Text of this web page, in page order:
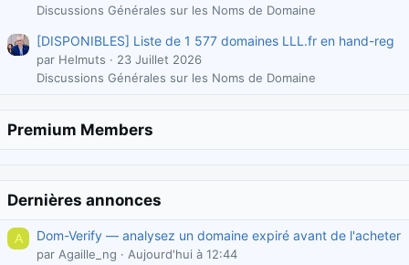
Discussions Générales sur les Noms de Domaine
[DISPONIBLES] Liste de 1 577 domaines LLL.fr en hand-reg
par Helmuts
23 Juillet 2026
Discussions Générales sur les Noms de Domaine
Premium Members
Dernières annonces
A Dom-Verify — analysez un domaine expiré avant de l'acheter
par Agaille_ng
Aujourd'hui à 12:44